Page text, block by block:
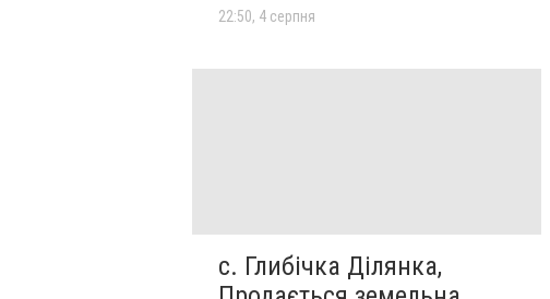
22:50, 4 серпня
с. Глибічка Ділянка,